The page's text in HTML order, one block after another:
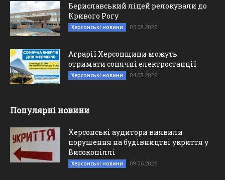
Бериславський ліцей релокували до
Кривого Рогу
Херсонські новини 05.08.2026
Аграрії Херсонщини можуть
отримати сонячні електростанції
Херсонські новини 04.08.2026
Популярні новини
Херсонські аудитори виявили
порушення на будівництві укриття у
Високопіллі
Херсонські новини 09.06.2026